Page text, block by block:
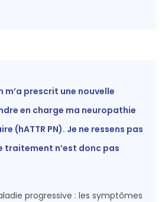
m’a prescrit une nouvelle
en charge ma neuropathie
(hATTR PN). Je ne ressens pas
traitement n’est donc pas
progressive : les symptômes